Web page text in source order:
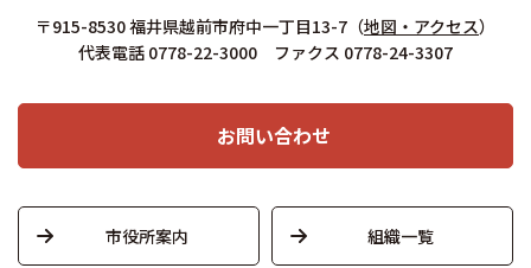
〒915-8530 福井県越前市府中一丁目13-7 （地図・アクセス）
代表電話 0778-22-3000 ファクス 0778-24-3307
お問い合わせ
市役所案内 組織一覧